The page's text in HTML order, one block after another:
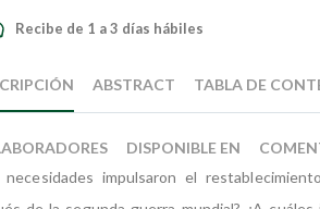
Recibe de 1 a 3 días hábiles
necesidades impulsaron el
ABSTRACT TABLA DE
DISPONIBLE EN